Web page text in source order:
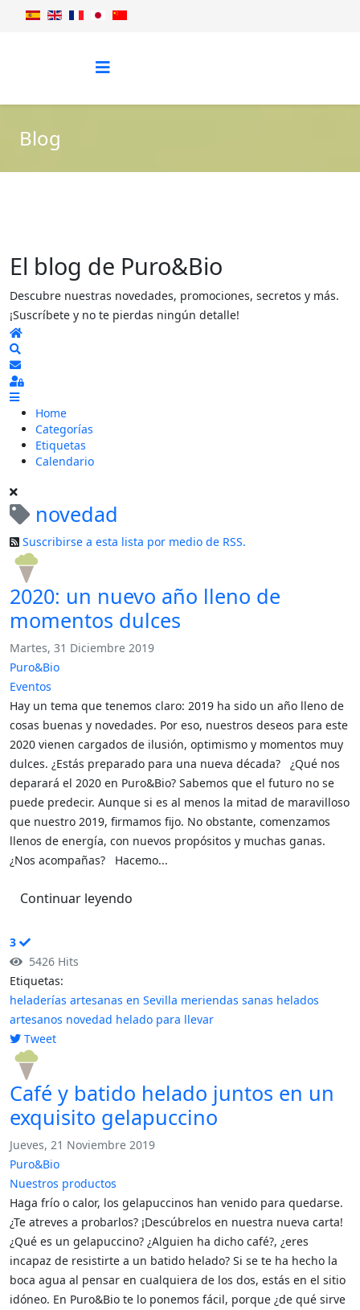
Blog
El blog de Puro&Bio
Descubre nuestras novedades, promociones, secretos y más.
¡Suscríbete y no te pierdas ningún detalle!
Home
Suscribirse a las actualizaciones
Sign In
Home
Categorías
Etiquetas
Calendario
novedad
Suscribirse a esta lista por medio de RSS.
2020: un nuevo año lleno de
momentos dulces
Martes, 31 Diciembre 2019
Puro&Bio
Eventos
Hay un tema que tenemos claro: 2019 ha sido un año lleno de
cosas buenas y novedades. Por eso, nuestros deseos para este
2020 vienen cargados de ilusión, optimismo y momentos muy
dulces. ¿Estás preparado para una nueva década? ¿Qué nos
deparará el 2020 en Puro&Bio? Sabemos que el futuro no se
puede predecir. Aunque si es al menos la mitad de maravilloso
que nuestro 2019, firmamos fijo. No obstante, comenzamos
llenos de energía, con nuevos propósitos y muchas ganas.
¿Nos acompañas? Hacemo...
Continuar leyendo
3
5426 Hits
Etiquetas:
heladerías artesanas en Sevilla meriendas sanas helados
artesanos novedad helado para llevar
Tweet
pinterest
Café y batido helado juntos en un
exquisito gelapuccino
Jueves, 21 Noviembre 2019
Puro&Bio
Nuestros productos
Haga frío o calor, los gelapuccinos han venido para quedarse.
¿Te atreves a probarlos? ¡Descúbrelos en nuestra nueva carta!
¿Qué es un gelapuccino? ¿Alguien ha dicho café?, ¿eres
incapaz de resistirte a un batido helado? Si se te ha hecho la
boca agua al pensar en cualquiera de los dos, estás en el sitio
idóneo. En Puro&Bio te lo ponemos fácil, porque ¿de qué sirve